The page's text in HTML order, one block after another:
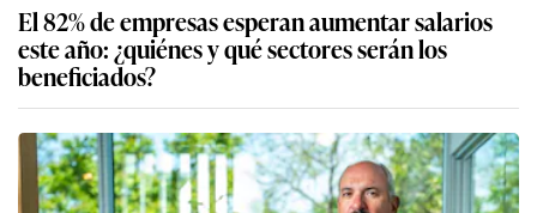
El 82% de empresas esperan aumentar salarios
este año: ¿quiénes y qué sectores serán los
beneficiados?